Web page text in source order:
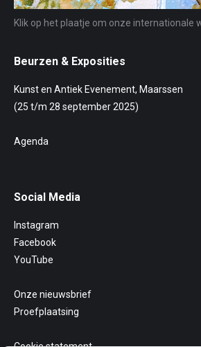
Klik op het plaatje om onze internationale
Beurzen & Exposities
Kunst en Antiek Evenement, Maarssen
(25 t/m 28 september 2025)
Agenda
Social Media
Instagram
Facebook
YouTube
Onze nieuwsbrief
Proefplaatsing